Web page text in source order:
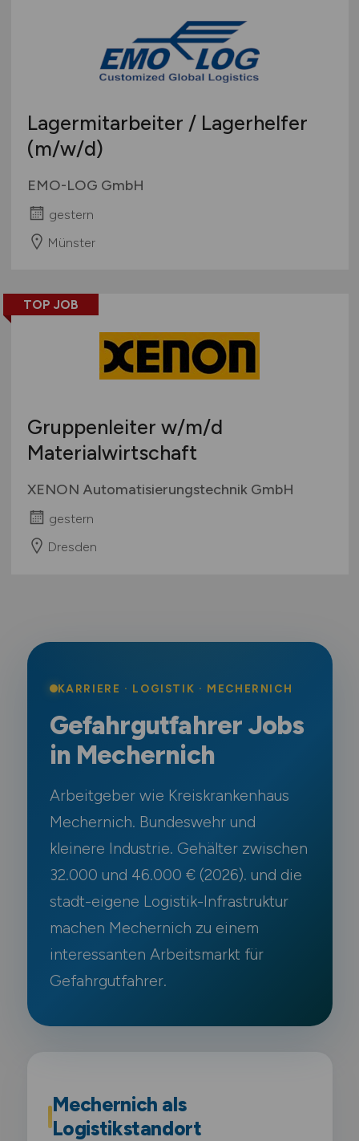
Lagermitarbeiter / Lagerhelfer
(m/w/d)
EMO-LOG GmbH
gestern
Münster
TOP JOB
Gruppenleiter w/m/d
Materialwirtschaft
XENON Automatisierungstechnik GmbH
gestern
Dresden
KARRIERE · LOGISTIK · MECHERNICH
Gefahrgutfahrer Jobs
in Mechernich
Arbeitgeber wie Kreiskrankenhaus
Mechernich. Bundeswehr und
kleinere Industrie. Gehälter zwischen
32.000 und 46.000 € (2026). und die
stadt-eigene Logistik-Infrastruktur
machen Mechernich zu einem
interessanten Arbeitsmarkt für
Gefahrgutfahrer.
Mechernich als
Logistikstandort